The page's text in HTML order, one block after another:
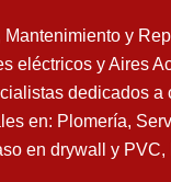
y
eléctricos y Aires
dedicados a
en: Plomería,
en drywall y